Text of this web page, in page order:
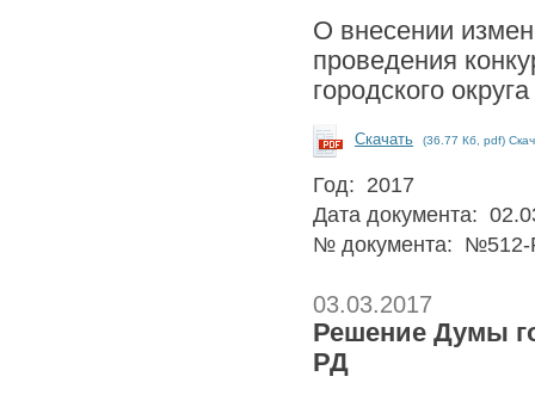
О внесении
проведения
городского
Скачать (36.77 Кб, pdf)
Год: 2017
Дата документа:
№ документа:
03.03.2017
Решение Думы
РД